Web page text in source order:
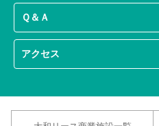
Ｑ＆Ａ
アクセス